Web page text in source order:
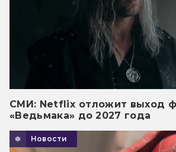
СМИ: Netflix отложит выход
«Ведьмака» до 2027 года
Новости